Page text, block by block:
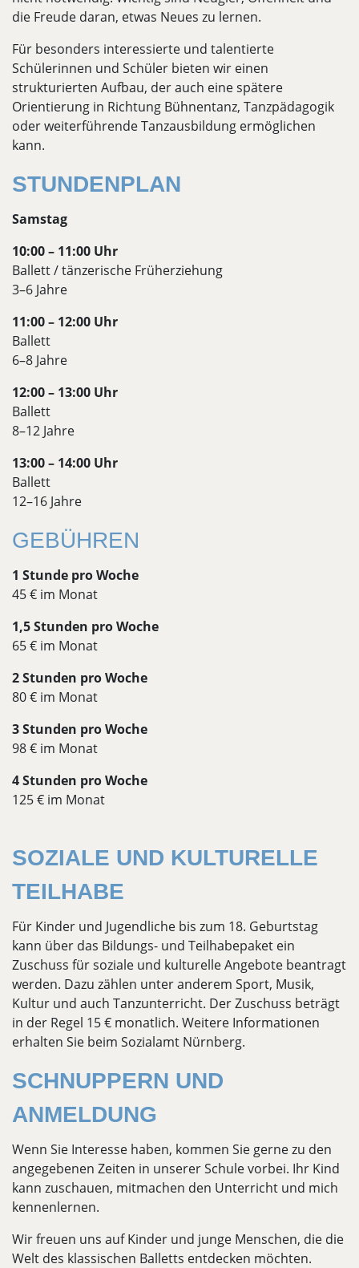
die Freude daran, etwas Neues zu lernen.
Für besonders interessierte und talentierte
Schülerinnen und Schüler bieten wir einen
strukturierten Aufbau, der auch eine spätere
Orientierung in Richtung Bühnentanz, Tanzpädagogik
oder weiterführende Tanzausbildung ermöglichen
kann.
STUNDENPLAN
Samstag
10:00 – 11:00 Uhr
Ballett / tänzerische Früherziehung
3–6 Jahre
11:00 – 12:00 Uhr
Ballett
6–8 Jahre
12:00 – 13:00 Uhr
Ballett
8–12 Jahre
13:00 – 14:00 Uhr
Ballett
12–16 Jahre
GEBÜHREN
1 Stunde pro Woche
45 € im Monat
1,5 Stunden pro Woche
65 € im Monat
2 Stunden pro Woche
80 € im Monat
3 Stunden pro Woche
98 € im Monat
4 Stunden pro Woche
125 € im Monat
SOZIALE UND KULTURELLE
TEILHABE
Für Kinder und Jugendliche bis zum 18. Geburtstag
kann über das Bildungs- und Teilhabepaket ein
Zuschuss für soziale und kulturelle Angebote beantragt
werden. Dazu zählen unter anderem Sport, Musik,
Kultur und auch Tanzunterricht. Der Zuschuss beträgt
in der Regel 15 € monatlich. Weitere Informationen
erhalten Sie beim Sozialamt Nürnberg.
SCHNUPPERN UND
ANMELDUNG
Wenn Sie Interesse haben, kommen Sie gerne zu den
angegebenen Zeiten in unserer Schule vorbei. Ihr Kind
kann zuschauen, mitmachen den Unterricht und mich
kennenlernen.
Wir freuen uns auf Kinder und junge Menschen, die die
Welt des klassischen Balletts entdecken möchten.